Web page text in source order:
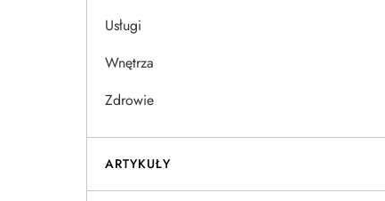
Usługi
Wnętrza
Zdrowie
ARTYKUŁY